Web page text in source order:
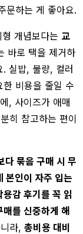
문하는 게 좋아요.
개념보다는 교
바로 택을 제거하
. 실밥, 불량, 컬러
비용을 줄일 수
, 사이즈가 애매
히 참고하는 편이
다 묶음 구매 시 무
본인이 자주 입는
감 후기를 꼭 읽
를 신중하게 해
라, 총비용 대비